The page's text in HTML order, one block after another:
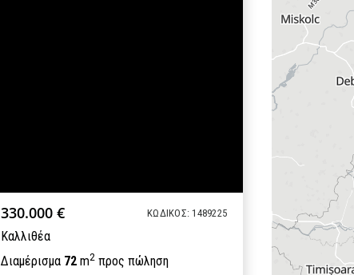
330.000 € ΚΩΔΙΚΟΣ: 1489225
Καλλιθέα
Διαμέρισμα 72m2προς πώληση